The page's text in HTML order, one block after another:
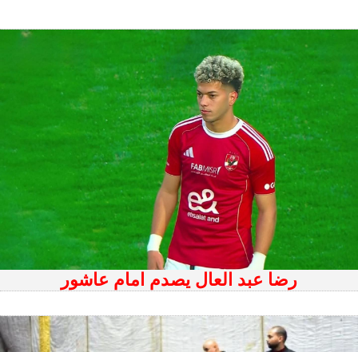
رضا عبد العال يصدم امام عاشور